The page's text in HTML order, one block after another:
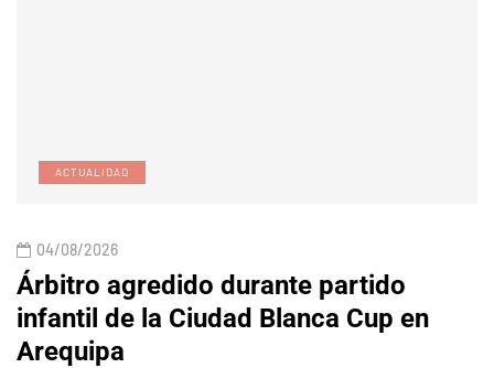
ACTUALIDAD
04/08/2026
Árbitro agredido durante partido
infantil de la Ciudad Blanca Cup en
Arequipa